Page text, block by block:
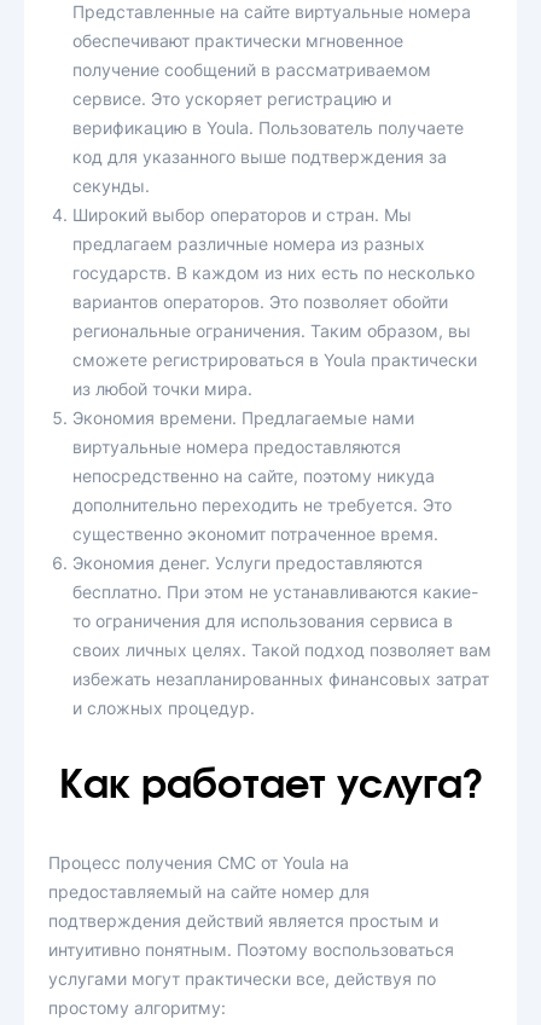
Представленные на сайте виртуальные номера
обеспечивают практически мгновенное
получение сообщений в рассматриваемом
сервисе. Это ускоряет регистрацию и
верификацию в Youla. Пользователь получаете
код для указанного выше подтверждения за
секунды.
Широкий выбор операторов и стран. Мы
предлагаем различные номера из разных
государств. В каждом из них есть по несколько
вариантов операторов. Это позволяет обойти
региональные ограничения. Таким образом, вы
сможете регистрироваться в Youla практически
из любой точки мира.
Экономия времени. Предлагаемые нами
виртуальные номера предоставляются
непосредственно на сайте, поэтому никуда
дополнительно переходить не требуется. Это
существенно экономит потраченное время.
Экономия денег. Услуги предоставляются
бесплатно. При этом не устанавливаются какие-
то ограничения для использования сервиса в
своих личных целях. Такой подход позволяет вам
избежать незапланированных финансовых затрат
и сложных процедур.
Как работает услуга?
Процесс получения СМС от Youla на
предоставляемый на сайте номер для
подтверждения действий является простым и
интуитивно понятным. Поэтому воспользоваться
услугами могут практически все, действуя по
простому алгоритму: